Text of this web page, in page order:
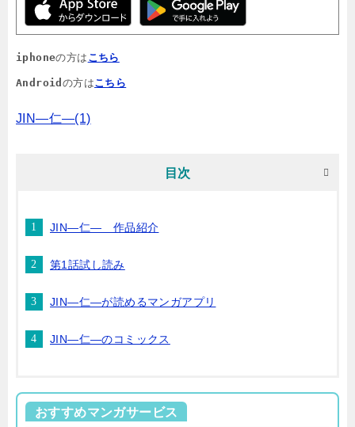
iphoneの方は こちら
Android の方はこちら
JIN―仁―(1)
目次
JIN―仁― 作品紹介
第1話試し読み
JIN―仁―が読めるマンガアプリ
JIN―仁―のコミックス
おすすめマンガサービス